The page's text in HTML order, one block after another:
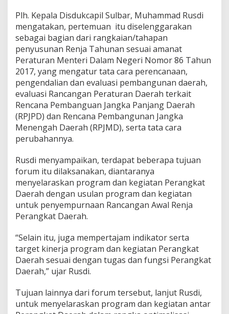
a
F
P
D
Plh. Kepala Disdukcapil Sulbar, Muhammad Rusdi
mengatakan, pertemuan itu diselenggarakan
sebagai bagian dari rangkaian/tahapan
penyusunan Renja Tahunan sesuai amanat
Peraturan Menteri Dalam Negeri Nomor 86 Tahun
2017, yang mengatur tata cara perencanaan,
pengendalian dan evaluasi pembangunan daerah,
evaluasi Rancangan Peraturan Daerah terkait
Rencana Pembanguan Jangka Panjang Daerah
(RPJPD) dan Rencana Pembangunan Jangka
Menengah Daerah (RPJMD), serta tata cara
perubahannya.
Rusdi menyampaikan, terdapat beberapa tujuan
forum itu dilaksanakan, diantaranya
menyelaraskan program dan kegiatan Perangkat
Daerah dengan usulan program dan kegiatan
untuk penyempurnaan Rancangan Awal Renja
Perangkat Daerah.
“Selain itu, juga mempertajam indikator serta
target kinerja program dan kegiatan Perangkat
Daerah sesuai dengan tugas dan fungsi Perangkat
Daerah,” ujar Rusdi.
Tujuan lainnya dari forum tersebut, lanjut Rusdi,
untuk menyelaraskan program dan kegiatan antar